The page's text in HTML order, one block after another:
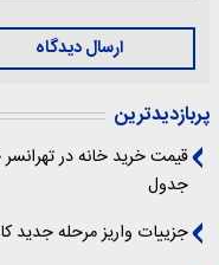
ارسال دیدگاه
پربازدیدترین
قیمت خرید خانه در
جدول
جزییات واریز مرحله جدید